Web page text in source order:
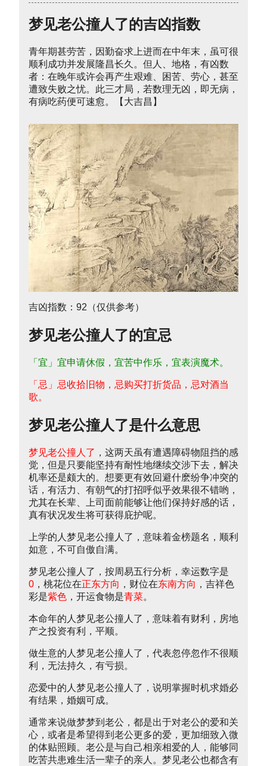
梦见老公撞人了的吉凶指数
青年期甚劳苦，因勤奋求上进而在中年末，虽可很
顺利成功并发展隆昌长久。但人、地格，有凶数
者：在晚年或许会再产生艰难、困苦、劳心，甚至
遭致失败之忧。此三才局，若数理无凶，即无病，
有病吃药便可速愈。【大吉昌】
吉凶指数：92（仅供参考）
梦见老公撞人了的宜忌
「宜」宜申请休假，宜苦中作乐，宜表演魔术。
「忌」忌收拾旧物，忌购买打折货品，忌对酒当
歌。
梦见老公撞人了是什么意思
梦见老公撞人了 ，这两天虽有遭遇障碍物阻挡的感
觉，但是只要能坚持有耐性地继续交涉下去，解决
机率还是颇大的。想要更有效回避什麽纷争冲突的
话，有活力、有朝气的打招呼似乎效果很不错哟，
尤其在长辈、上司面前能够让他们保持好感的话，
真有状况发生将可获得庇护呢。
上学的人梦见老公撞人了，意味着金榜题名，顺利
如意，不可自傲自满。
梦见老公撞人了，按周易五行分析，幸运数字是
0 ，桃花位在正东方向 ，财位在东南方向 ，吉祥色
彩是紫色 ，开运食物是青菜。
本命年的人梦见老公撞人了，意味着有财利，房地
产之投资有利，平顺。
做生意的人梦见老公撞人了，代表忽停忽作不很顺
利，无法持久，有亏损。
恋爱中的人梦见老公撞人了，说明掌握时机求婚必
有结果，婚姻可成。
通常来说做梦梦到老公，都是出于对老公的爱和关
心，或者是希望得到老公更多的爱，更加细致入微
的体贴照顾。老公是与自己相亲相爱的人，能够同
吃苦共患难生活一辈子的亲人。梦见老公也都含有